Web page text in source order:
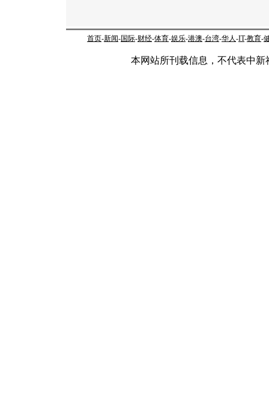
首页-新闻-国际-财经-体育-娱乐-港澳-台湾-华人-IT-教育-
本网站所刊载信息，不代表中